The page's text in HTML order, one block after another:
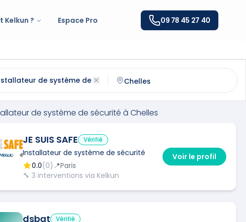
Kelkun ? Espace Pro 09 78 45 27 40
et contactez uninstallateur de système de sécurité qualifié à
de système de sécurité à Chelles
JE SUIS SAFE Vérifié
Installateur de système de sécurité
0.0(0) 📍Paris
🔧 3 interventions via Kelkun
Voir le profil
dsbat Vérifié